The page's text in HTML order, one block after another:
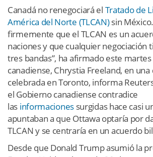
Canadá no renegociará el Tratado de
América del Norte (TLCAN)sin
firmemente que el TLCAN es un
naciones y que cualquier negociación
tres bandas”, ha afirmado este
canadiense, Chrystia Freeland, en
celebrada en Toronto, informa
el Gobierno canadiense contradice
las informacionessurgidas hace casi
apuntaban a que Ottawa optaría por
TLCAN y se centraría en un acuerdo
Desde que Donald Trump asumió la